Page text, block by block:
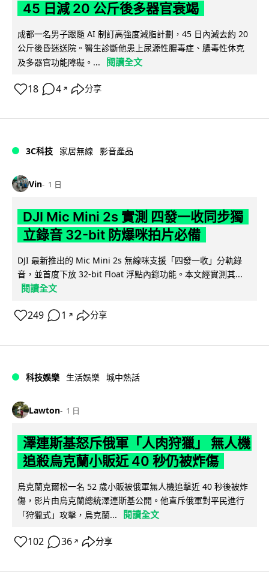
45 日減 20 公斤後多器官衰竭
成都一名男子跟隨 AI 制訂高強度減脂計劃，45 日內減去約 20
公斤後昏迷送院。醫生診斷他患上尿源性膿毒症、膿毒性休克
及多器官功能障礙。...
閱讀全文
18 4 ↗ 分享
3C科技 家居無線 影音產品
Vin 1 日
DJI Mic Mini 2s 實測 四發一收同步獨
立錄音 32-bit 防爆咪拍片必備
DJI 最新推出的 Mic Mini 2s 無線咪支援「四發一收」分軌錄
音，並首度下放 32-bit Float 浮點內錄功能。本文經實測其...
閱讀全文
249 1 ↗ 分享
科技娛樂 生活娛樂 城中熱話
Lawton 1 日
澤連斯基怒斥俄軍「人肉狩獵」 無人機
追殺烏克蘭小販近 40 秒仍被炸傷
烏克蘭克爾松一名 52 歲小販被俄軍無人機追擊近 40 秒後被炸
傷，影片由烏克蘭總統澤連斯基公開。他直斥俄軍對平民進行
「狩獵式」攻擊，烏克蘭...
閱讀全文
102 36 ↗ 分享